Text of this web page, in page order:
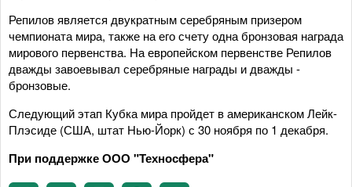
Репилов является двукратным серебряным призером
чемпионата мира, также на его счету одна бронзовая награда
мирового первенства. На европейском первенстве Репилов
дважды завоевывал серебряные награды и дважды -
бронзовые.
Следующий этап Кубка мира пройдет в американском Лейк-
Плэсиде (США, штат Нью-Йорк) с 30 ноября по 1 декабря.
При поддержке ООО "Техносфера"